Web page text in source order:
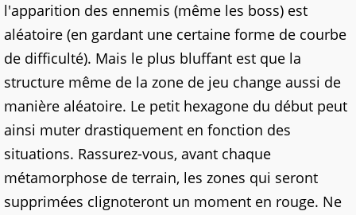
l'apparition des ennemis (même les boss) est
aléatoire (en gardant une certaine forme de courbe
de difficulté). Mais le plus bluffant est que la
structure même de la zone de jeu change aussi de
manière aléatoire. Le petit hexagone du début peut
ainsi muter drastiquement en fonction des
situations. Rassurez-vous, avant chaque
métamorphose de terrain, les zones qui seront
supprimées clignoteront un moment en rouge. Ne